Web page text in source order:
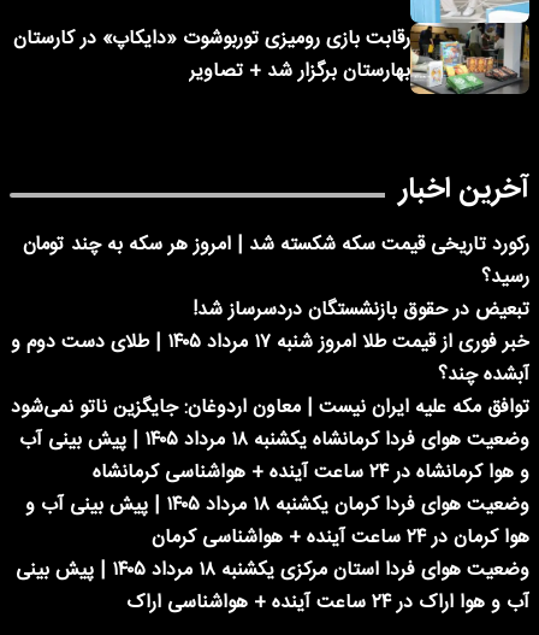
رقابت بازی رومیزی توربوشوت «دایکاپ» در کارستان
بهارستان برگزار شد + تصاویر
آخرین اخبار
رکورد تاریخی قیمت سکه شکسته شد | امروز هر سکه به چند تومان
رسید؟
تبعیض در حقوق بازنشستگان دردسرساز شد!
خبر فوری از قیمت طلا امروز شنبه ۱۷ مرداد ۱۴۰۵ | طلای دست دوم و
آبشده چند؟
توافق مکه علیه ایران نیست | معاون اردوغان: جایگزین ناتو نمی‌شود
وضعیت هوای فردا کرمانشاه یکشنبه ۱۸ مرداد ۱۴۰۵ | پیش بینی آب
و هوا کرمانشاه در ۲۴ ساعت آینده + هواشناسی کرمانشاه
وضعیت هوای فردا کرمان یکشنبه ۱۸ مرداد ۱۴۰۵ | پیش بینی آب و
هوا کرمان در ۲۴ ساعت آینده + هواشناسی کرمان
وضعیت هوای فردا استان مرکزی یکشنبه ۱۸ مرداد ۱۴۰۵ | پیش بینی
آب و هوا اراک در ۲۴ ساعت آینده + هواشناسی اراک